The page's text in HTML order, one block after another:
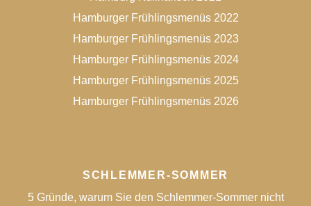
Hamburger Frühlingsmenüs 2022
Hamburger Frühlingsmenüs 2023
Hamburger Frühlingsmenüs 2024
Hamburger Frühlingsmenüs 2025
Hamburger Frühlingsmenüs 2026
SCHLEMMER-SOMMER
5 Gründe, warum Sie den Schlemmer-Sommer nicht